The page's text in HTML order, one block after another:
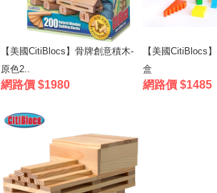
【美國CitiBlocs】骨牌創意積木-
原色2..
網路價 $1980
【美國CitiBlocs
盒
網路價 $1485